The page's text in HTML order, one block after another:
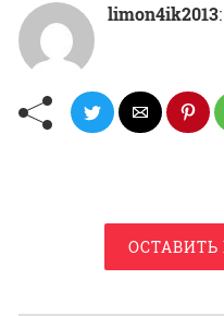
limon4ik2013: